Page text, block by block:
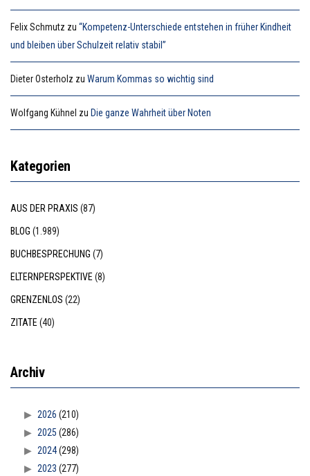
Felix Schmutz zu “Kompetenz-Unterschiede entstehen in früher Kindheit
und bleiben über Schulzeit relativ stabil”
Dieter Osterholz zu Warum Kommas so wichtig sind
Wolfgang Kühnel zu Die ganze Wahrheit über Noten
Kategorien
AUS DER PRAXIS (87)
BLOG (1.989)
BUCHBESPRECHUNG (7)
ELTERNPERSPEKTIVE(8)
GRENZENLOS (22)
ZITATE(40)
Archiv
2026 (210)
2025 (286)
2024(298)
2023 (277)